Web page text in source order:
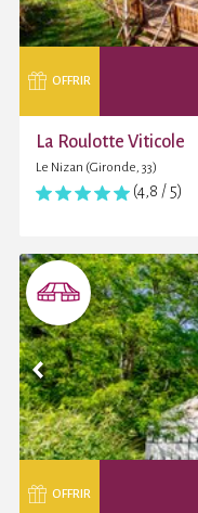
OFFRIR
La Roulotte Viticole
Le Nizan (Gironde, 33)
(4,8 / 5)
OFFRIR